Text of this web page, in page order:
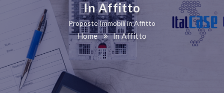
In Affitto
Proposte Immobili in Affitto
Home In Affitto